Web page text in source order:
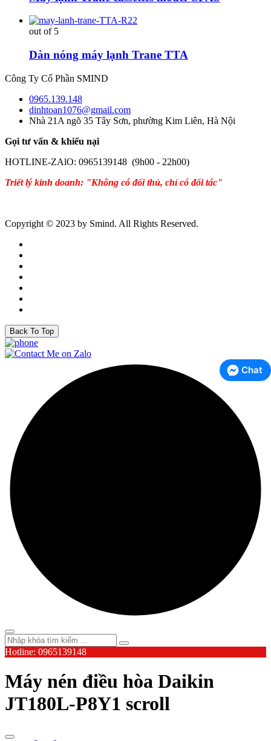
out of 5
Dàn nóng máy lạnh Trane TTA
Công Ty Cổ Phần SMIND
0965.139.148
dinhtoan1076@gmail.com
Nhà 21A ngõ 35 Tây Sơn, phường Kim Liên, Hà Nội
Gọi tư vấn & khiếu nại
HOTLINE-ZAlO: 0965139148 (9h00 - 22h00)
Triết lý kinh doanh: "Không có đối thủ, chỉ có đối tác"
Copyright © 2023 by Smind. All Rights Reserved.
Back To Top
Chat
Hotline: 0965139148
Máy nén điều hòa Daikin
JT180L-P8Y1 scroll